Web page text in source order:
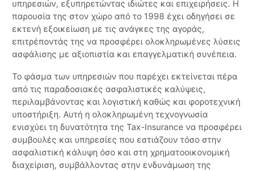
υπηρεσιών, εξυπηρετώντας ιδιώτες και επιχειρήσεις. Η
παρουσία της στον χώρο από το 1998 έχει οδηγήσει σε
εκτενή εξοικείωση με τις ανάγκες της αγοράς,
επιτρέποντάς της να προσφέρει ολοκληρωμένες λύσεις
ασφάλισης με αξιοπιστία και επαγγελματική συνέπεια.
Το φάσμα των υπηρεσιών που παρέχει εκτείνεται πέρα
από τις παραδοσιακές ασφαλιστικές καλύψεις,
περιλαμβάνοντας και λογιστική καθώς και φοροτεχνική
υποστήριξη. Αυτή η ολοκληρωμένη τεχνογνωσία
ενισχύει τη δυνατότητα της Tax-Insurance να προσφέρει
συμβουλές και υπηρεσίες που εστιάζουν τόσο στην
ασφαλιστική κάλυψη όσο και στη χρηματοοικονομική
διαχείριση, συμβάλλοντας στην ενδυνάμωση της